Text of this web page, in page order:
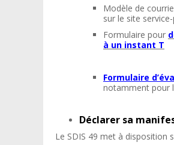
Modèle de
sur le site
Formulaire pour
à un instant T
Formulaire
notamment pour
Déclarer sa
Le SDIS 49 met à disposition